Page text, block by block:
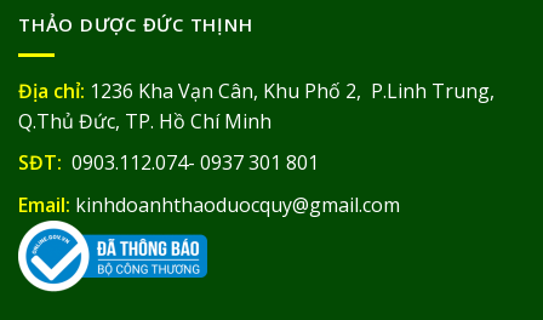
THẢO DƯỢC ĐỨC THỊNH
Địa chỉ: 1236 Kha Vạn Cân, Khu Phố 2, P.Linh Trung,
Q.Thủ Đức, TP. Hồ Chí Minh
SĐT: 0903.112.074- 0937 301 801
Email: kinhdoanhthaoduocquy@gmail.com